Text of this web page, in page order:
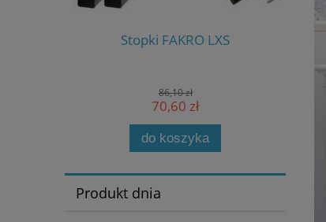
Stopki FAKRO LXS
86,10 zł
70,60 zł
do koszyka
Produkt dnia